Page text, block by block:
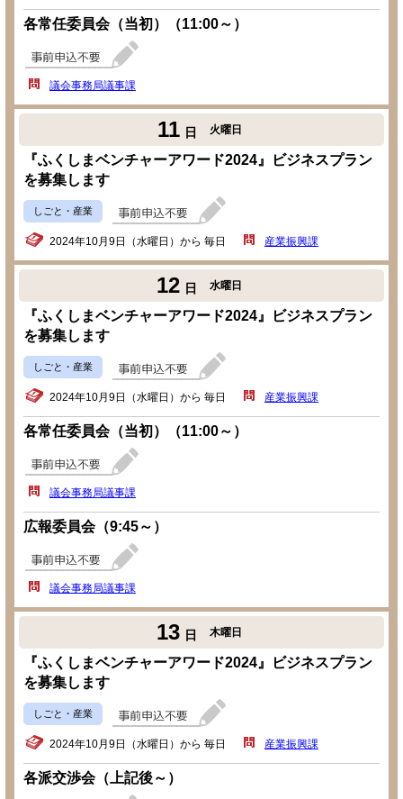
各常任委員会（当初）（11:00～）
議会事務局議事課
11 日 火曜日
『ふくしまベンチャーアワード2024』ビジネスプラン
を募集します
しごと・産業
2024年10月9日（水曜日）から 毎日 産業振興課
12 日 水曜日
『ふくしまベンチャーアワード2024』ビジネスプラン
を募集します
しごと・産業
2024年10月9日（水曜日）から 毎日 産業振興課
各常任委員会（当初）（11:00～）
議会事務局議事課
広報委員会（9:45～）
議会事務局議事課
13 日 木曜日
『ふくしまベンチャーアワード2024』ビジネスプラン
を募集します
しごと・産業
2024年10月9日（水曜日）から 毎日 産業振興課
各派交渉会（上記後～）